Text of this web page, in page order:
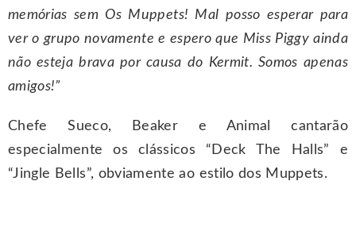
memórias sem Os Muppets! Mal posso esperar para
ver o grupo novamente e espero que Miss Piggy ainda
não esteja brava por causa do Kermit. Somos apenas
amigos!”
Chefe Sueco, Beaker e Animal cantarão
especialmente os clássicos “Deck The Halls” e
“Jingle Bells”, obviamente ao estilo dos Muppets.